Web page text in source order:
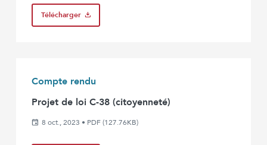
Télécharger
Compte rendu
Projet de loi C-38 (citoyenneté)
8 oct., 2023 • PDF (127.76KB)